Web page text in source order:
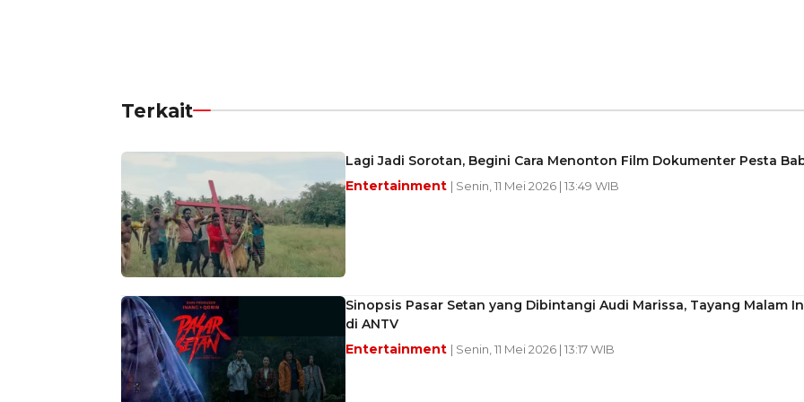
Terkait
Lagi Jadi Sorotan, Begini Cara Menonton Film Dokumenter Pesta
Entertainment | Senin, 11 Mei 2026 | 13:49 WIB
Sinopsis Pasar Setan yang Dibintangi Audi Marissa, Tayang Malam
di ANTV
Entertainment | Senin, 11 Mei 2026 | 13:17 WIB